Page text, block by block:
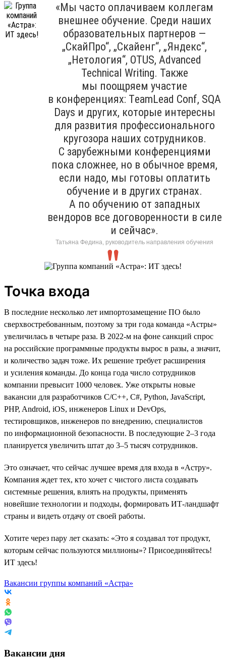
«Мы часто оплачиваем коллегам
внешнее обучение. Среди наших
образовательных партнеров —
„СкайПро“, „Скайенг“, „Яндекс“,
„Нетология“, OTUS, Advanced
Technical Writing. Также
мы поощряем участие
в конференциях: ТeamLead Conf, SQA
Days и других, которые интересны
для развития профессионального
кругозора наших сотрудников.
С зарубежными конференциями
пока сложнее, но в обычное время,
если надо, мы готовы оплатить
обучение и в других странах.
А по обучению от западных
вендоров все договоренности в силе
и сейчас».
Татьяна Федина, руководитель направления обучения
Точка входа
В последние несколько лет импортозамещение ПО было
сверхвостребованным, поэтому за три года команда «Астры»
увеличилась в четыре раза. В 2022-м на фоне санкций спрос
на российские программные продукты вырос в разы, а значит,
и количество задач тоже. Их решение требует расширения
и усиления команды. До конца года число сотрудников
компании превысит 1000 человек. Уже открыты новые
вакансии для разработчиков С/С++, C#, Python, JavaScript,
PHP, Android, iOS, инженеров Linux и DevOps,
тестировщиков, инженеров по внедрению, специалистов
по информационной безопасности. В последующие 2–3 года
планируется увеличить штат до 3–5 тысяч сотрудников.
Это означает, что сейчас лучшее время для входа в «Астру».
Компания ждет тех, кто хочет с чистого листа создавать
системные решения, влиять на продукты, применять
новейшие технологии и подходы, формировать ИТ-ландшафт
страны и видеть отдачу от своей работы.
Хотите через пару лет сказать: «Это я создавал тот продукт,
которым сейчас пользуются миллионы»? Присоединяйтесь!
ИТ здесь!
Вакансии группы компаний «Астра»
Вакансии дня